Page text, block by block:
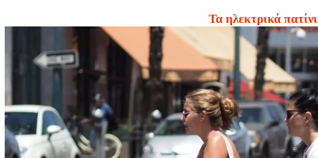
Τα ηλεκτρικά